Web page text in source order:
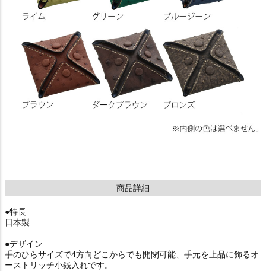
商品詳細
●特長
日本製
●デザイン
手のひらサイズで4方向どこからでも開閉可能、手元を上品に飾るオ
ーストリッチ小銭入れです。